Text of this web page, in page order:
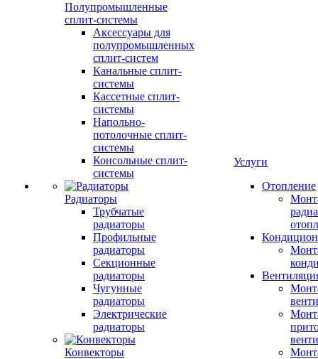
Полупромышленные
сплит-системы
Аксессуары для
полупромышленных
сплит-систем
Канальные сплит-
системы
Кассетные сплит-
системы
Напольно-
потолочные сплит-
системы
Консольные сплит-
системы
Радиаторы
Трубчатые
радиаторы
Профильные
радиаторы
Секционные
радиаторы
Чугунные
радиаторы
Электрические
радиаторы
Конвекторы
Услуги
Отопление